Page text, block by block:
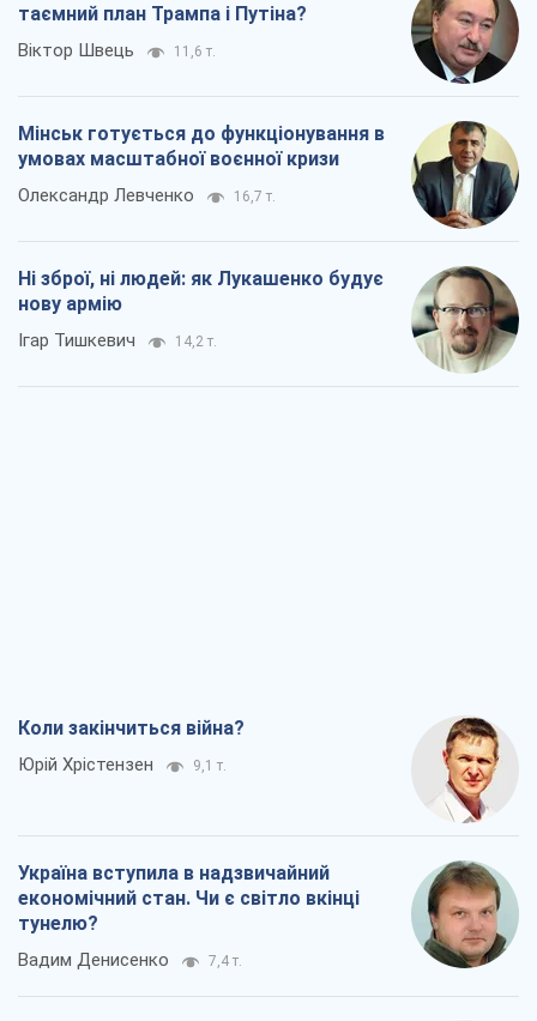
таємний план Трампа і Путіна?
Віктор Швець 11,6 т.
Мінськ готується до функціонування в
умовах масштабної воєнної кризи
Олександр Левченко 16,7 т.
Ні зброї, ні людей: як Лукашенко будує
нову армію
Ігар Тишкевич 14,2 т.
Коли закінчиться війна?
Юрій Хрістензен 9,1 т.
Україна вступила в надзвичайний
економічний стан. Чи є світло вкінці
тунелю?
Вадим Денисенко 7,4 т.